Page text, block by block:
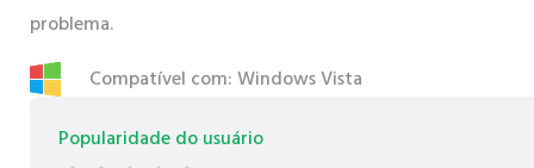
problema.
Compatível com: Windows Vista
Popularidade do usuário